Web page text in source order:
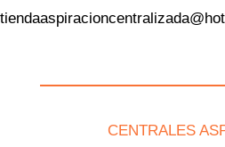
CENTRALES